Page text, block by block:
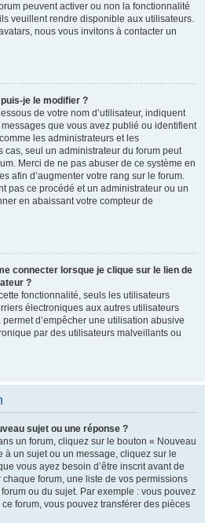
peuvent activer ou non la fonctionnalité
veuillent rendre disponible aux utilisateurs.
nous vous invitons à contacter un
je le modifier ?
de votre nom d’utilisateur, indiquent
que vous avez publié ou identifient
les administrateurs et les
cas, seul un administrateur du forum peut
Merci de ne pas abuser de ce système en
afin d’augmenter votre rang sur le forum.
pas ce procédé et un administrateur ou un
en abaissant votre compteur de
connecter lorsque je clique sur le lien de
?
fonctionnalité, seuls les utilisateurs
électroniques aux autres utilisateurs
d’empêcher une utilisation abusive
par des utilisateurs malveillants ou
sujet ou une réponse ?
un forum, cliquez sur le bouton « Nouveau
un sujet ou un message, cliquez sur le
vous ayez besoin d’être inscrit avant de
forum, une liste de vos permissions
ou du sujet. Par exemple : vous pouvez
forum, vous pouvez transférer des pièces